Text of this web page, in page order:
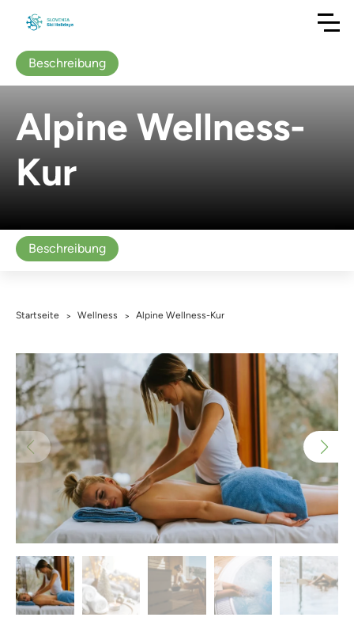
Alpine Wellness-
Kur
Beschreibung
Beschreibung
Startseite > Wellness > Alpine Wellness-Kur